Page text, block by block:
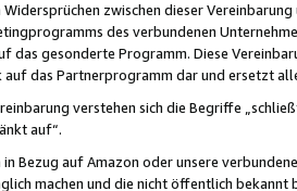
zwischen dieser
des verbundenen
das gesonderte Programm. Diese
auf das Partnerprogramm dar und ersetzt
verstehen sich die Begriffe
auf“.
Bezug auf Amazon oder unsere
machen und die nicht öffentlich